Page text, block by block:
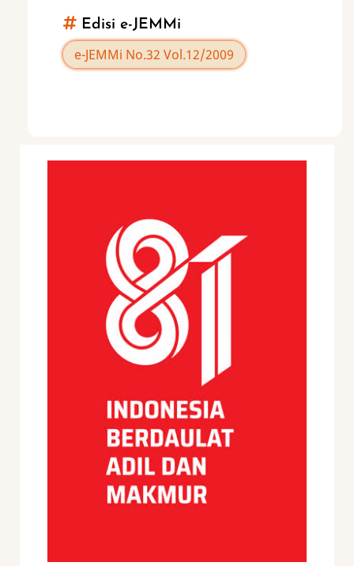
Edisi e-JEMMi
e-JEMMi No.32 Vol.12/2009